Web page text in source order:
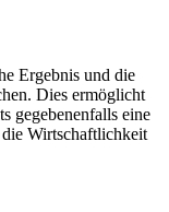
Ergebnis und die
Dies ermöglicht
gegebenenfalls eine
die Wirtschaftlichkeit